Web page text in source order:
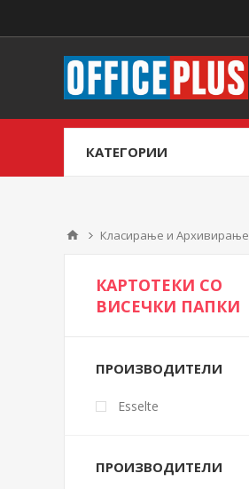
КАТЕГОРИИ
Класирање и Архивирање
КАРТОТЕКИ СО
ВИСЕЧКИ ПАПКИ
ПРОИЗВОДИТЕЛИ
Esselte
ПРОИЗВОДИТЕЛИ